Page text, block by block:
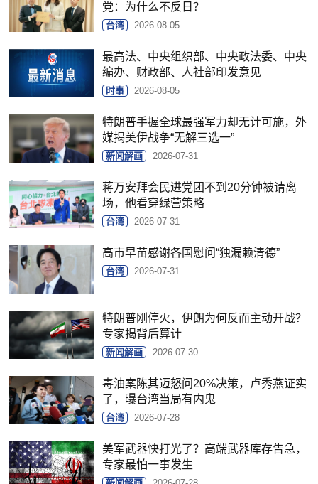
党：为什么不反日？
台湾 2026-08-05
最高法、中央组织部、中央政法委、中央
编办、财政部、人社部印发意见
时事 2026-08-05
特朗普手握全球最强军力却无计可施，外
媒揭美伊战争“无解三选一”
新闻解画 2026-07-31
蒋万安拜会民进党团不到20分钟被请离
场，他看穿绿营策略
台湾 2026-07-31
高市早苗感谢各国慰问“独漏赖清德”
台湾 2026-07-31
特朗普刚停火，伊朗为何反而主动开战？
专家揭背后算计
新闻解画 2026-07-30
毒油案陈其迈怒问20%决策，卢秀燕证实
了，曝台湾当局有内鬼
台湾 2026-07-28
美军武器快打光了？高端武器库存告急，
专家最怕一事发生